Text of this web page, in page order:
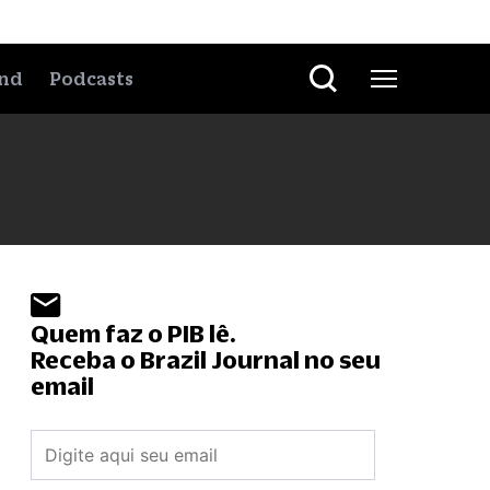
Podcasts
Quem faz o PIB lê.
Receba o Brazil Journal no seu
email